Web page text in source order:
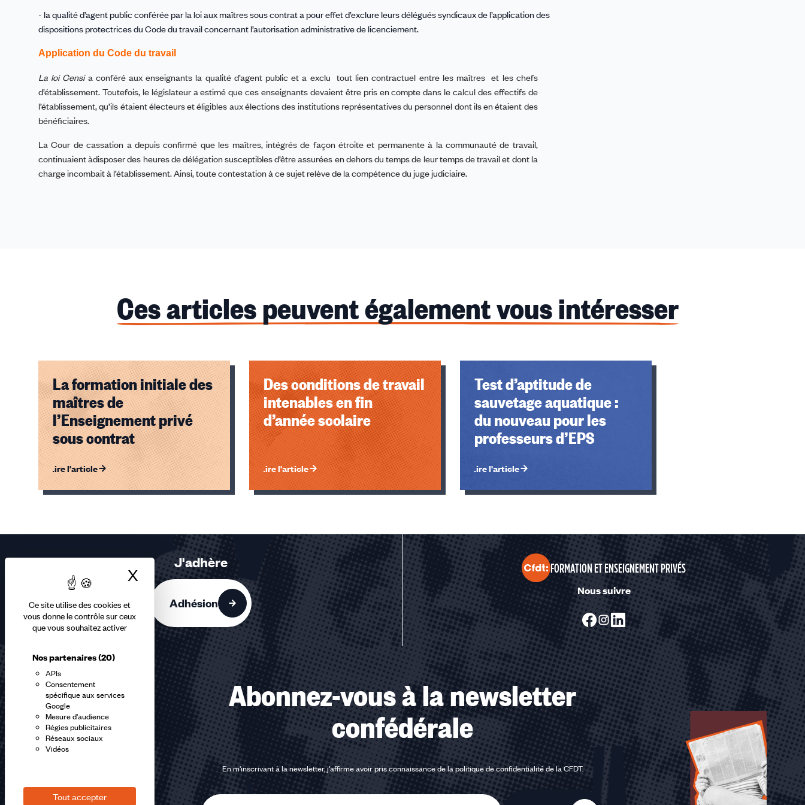
Ce site utilise des cookies et
vous donne le contrôle sur ceux
que vous souhaitez activer
Nos partenaires(20)
APIs
Consentement
spécifique aux services
Google
Mesure d'audience
Régies publicitaires
Réseaux sociaux
Vidéos
Tout accepter
X Masquer le bandeau des cookies
- la qualité d’agent publicconférée par la loi aux maîtres sous contrata pour effetd’exclure leurs délégués syndicaux de l’application des
dispositions protectrices du Code du travail concernant l’autorisation administrative de licenciement.
Application du Code du travail
La loi Censia conféré aux enseignants la qualité d’agent public et a exclu tout lien contractuel entre les maîtres et les chefs
d’établissement. Toutefois, le législateur a estimé que cesenseignants devaient être pris en compte dans le calcul des effectifs de
l’établissement, qu’ils étaient électeurs et éligibles aux élections des institutions représentatives du personnel dont ils en étaient des
bénéficiaires.
La Cour de cassation a depuisconfirmé que les maîtres, intégrés de façon étroite et permanente à la communauté de travail,
continuaient àdisposer des heures de délégationsusceptibles d’être assurées en dehors du temps de leur temps de travail et dont la
charge incombait à l’établissement. Ainsi,toute contestation à ce sujet relève de la compétence du juge judiciaire.
Ces articles peuvent également vous intéresser
La formation initiale des
maîtres de
l’Enseignement privé
sous contrat
Lire l'article
Des conditions de travail
intenables en fin
d’année scolaire
Lire l'article
Test d’aptitude de
sauvetage aquatique :
du nouveau pour les
professeurs d’EPS
Lire l'article
Éléments
sur
accessibles
J'adhère
Adhésion
FORMATION ET ENSEIGNEMENT PRIVÉS
Nous suivre
Abonnez-vous à la newsletter
confédérale
En m'inscrivant à la newsletter, j'affirme avoir pris connaissance de lapolitique de confidentialité de la CFDT.